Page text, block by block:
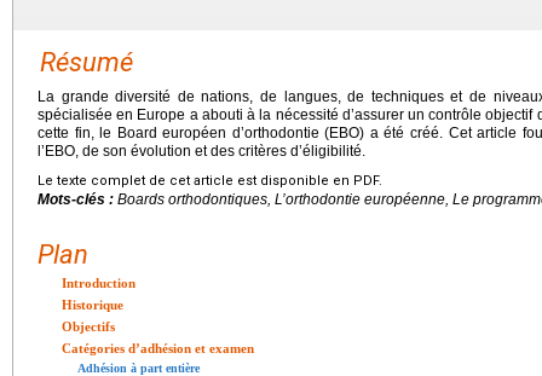
Résumé
La grande diversité de nations, de langues, de techniques et de
spécialisée en Europe a abouti à la nécessité d’assurer un contrôle
cette fin, le Board européen d’orthodontie (EBO) a été créé. Cet article
l’EBO, de son évolution et des critères d’éligibilité.
Le texte complet de cet article est disponible en PDF.
Mots-clés : Boards orthodontiques, L’orthodontie européenne, Le
Plan
Introduction
Historique
Objectifs
Catégories d’adhésion et examen
Adhésion à part entière